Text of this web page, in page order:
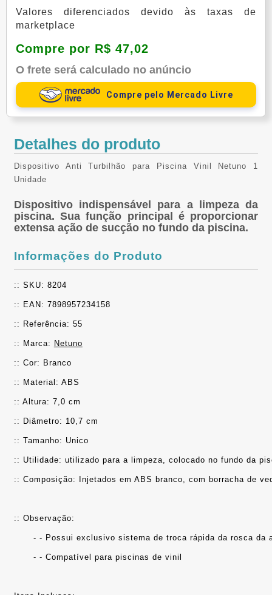
Valores diferenciados devido às taxas de
marketplace
Compre por R$ 47,02
O frete será calculado no anúncio
Compre pelo Mercado Livre
Detalhes do produto
Dispositivo Anti Turbilhão para Piscina Vinil Netuno 1
Unidade
Dispositivo indispensável para a limpeza da
piscina. Sua função principal é proporcionar
extensa ação de sucção no fundo da piscina.
Informações do Produto
:: SKU: 8204
:: EAN: 7898957234158
:: Referência: 55
:: Marca: Netuno
:: Cor: Branco
:: Material: ABS
:: Altura: 7,0 cm
:: Diâmetro: 10,7 cm
:: Tamanho: Unico
:: Utilidade: utilizado para a limpeza, colocado no fundo da
:: Composição: Injetados em ABS branco, com borracha de
:: Observação:
- - Possui exclusivo sistema de troca rápida da rosca
	- - Compatível para piscinas de vinil